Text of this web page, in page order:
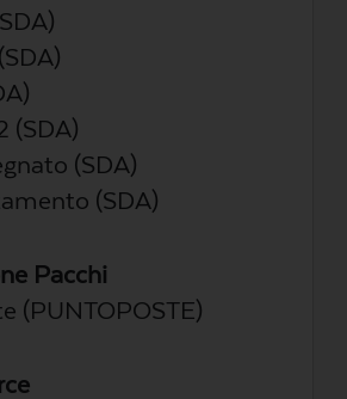
(SDA)
(SDA)
(SDA)
Pacchi
(PUNTOPOSTE)